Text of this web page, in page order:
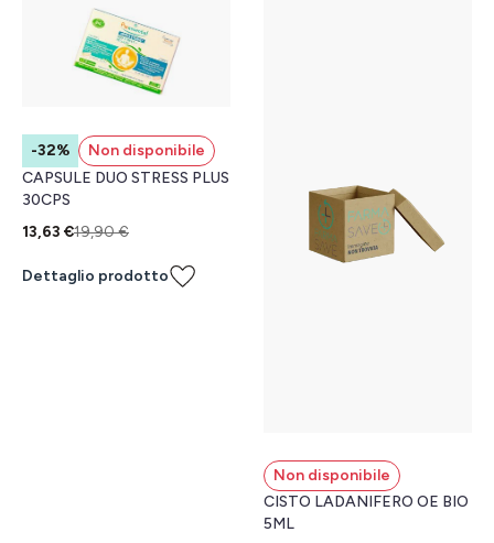
-32%
Non disponibile
CAPSULE DUO STRESS PLUS
30CPS
13,63 €19,90 €
Dettaglio prodotto
Non disponibile
CISTO LADANIFERO OE BIO
5ML